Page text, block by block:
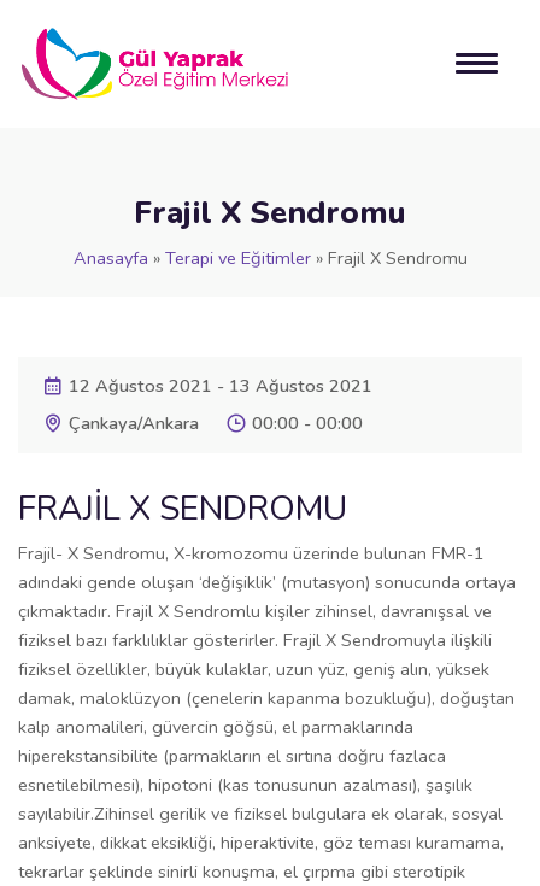
Frajil X Sendromu
Anasayfa » Terapi ve Eğitimler» Frajil X Sendromu
12 Ağustos 2021 - 13 Ağustos 2021
Çankaya/Ankara
00:00 - 00:00
FRAJİL X SENDROMU
Frajil- X Sendromu, X-kromozomu üzerinde bulunan FMR-1
adındaki gende oluşan ‘değişiklik’ (mutasyon) sonucunda ortaya
çıkmaktadır. Frajil X Sendromlu kişiler zihinsel, davranışsal ve
fiziksel bazı farklılıklar gösterirler. Frajil X Sendromuyla ilişkili
fiziksel özellikler, büyük kulaklar, uzun yüz, geniş alın, yüksek
damak, maloklüzyon (çenelerin kapanma bozukluğu), doğuştan
kalp anomalileri, güvercin göğsü, el parmaklarında
hiperekstansibilite (parmakların el sırtına doğru fazlaca
esnetilebilmesi), hipotoni (kas tonusunun azalması), şaşılık
sayılabilir.Zihinsel gerilik ve fiziksel bulgulara ek olarak, sosyal
anksiyete, dikkat eksikliği, hiperaktivite, göz teması kuramama,
tekrarlar şeklinde sinirli konuşma, el çırpma gibi sterotipik